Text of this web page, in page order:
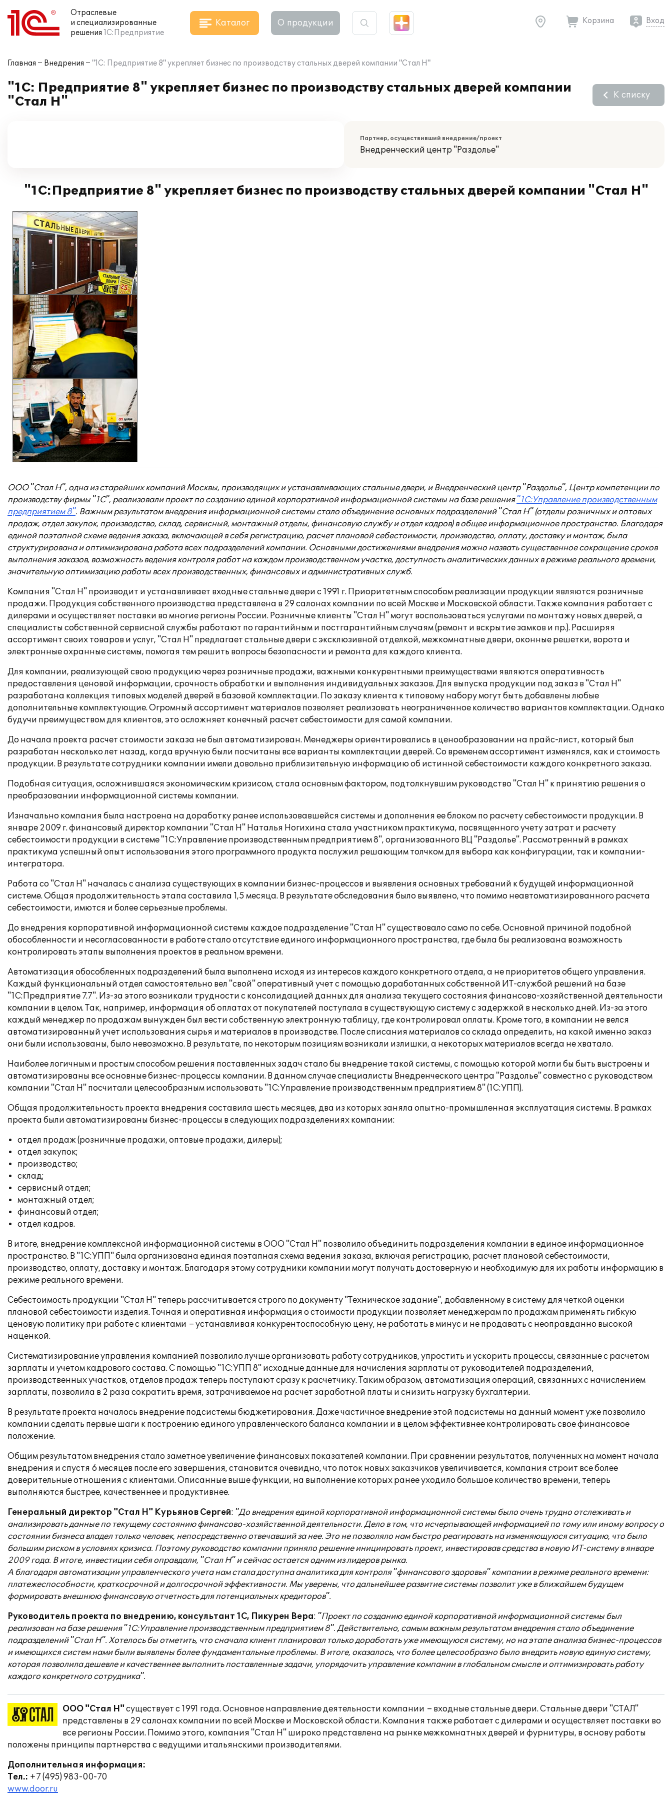
Отраслевые
и специализированные
решения 1С:Предприятие
Каталог О продукции Корзина Вход
Главная Внедрения "1С: Предприятие 8" укрепляет бизнес по производству стальных дверей компании "Стал Н"
"1С: Предприятие 8" укрепляет бизнес по производству стальных дверей компании
"Стал Н"
К списку
Партнер, осуществивший внедрение/проект
Внедренческий центр "Раздолье"
"1С:Предприятие 8" укрепляет бизнес по производству стальных дверей компании "Стал Н"
ООО "Стал Н", одна из старейших компаний Москвы, производящих и устанавливающих стальные двери, и Внедренческий центр "Раздолье", Центр компетенции по
производству фирмы "1С", реализовали проект по созданию единой корпоративной информационной системы на базе решения "1С:Управление производственным
предприятием 8". Важным результатом внедрения информационной системы стало объединение основных подразделений "Стал Н" (отделы розничных и оптовых
продаж, отдел закупок, производство, склад, сервисный, монтажный отделы, финансовую службу и отдел кадров) в общее информационное пространство. Благодаря
единой поэтапной схеме ведения заказа, включающей в себя регистрацию, расчет плановой себестоимости, производство, оплату, доставку и монтаж, была
структурирована и оптимизирована работа всех подразделений компании. Основными достижениями внедрения можно назвать существенное сокращение сроков
выполнения заказов, возможность ведения контроля работ на каждом производственном участке, доступность аналитических данных в режиме реального времени,
значительную оптимизацию работы всех производственных, финансовых и административных служб.
Компания "Стал Н" производит и устанавливает входные стальные двери с 1991 г. Приоритетным способом реализации продукции являются розничные
продажи. Продукция собственного производства представлена в 29 салонах компании по всей Москве и Московской области. Также компания работает с
дилерами и осуществляет поставки во многие регионы России. Розничные клиенты "Стал Н" могут воспользоваться услугами по монтажу новых дверей, а
специалисты собственной сервисной службы работают по гарантийным и постгарантийным случаям (ремонт и вскрытие замков и пр.). Расширяя
ассортимент своих товаров и услуг, "Стал Н" предлагает стальные двери с эксклюзивной отделкой, межкомнатные двери, оконные решетки, ворота и
электронные охранные системы, помогая тем решить вопросы безопасности и ремонта для каждого клиента.
Для компании, реализующей свою продукцию через розничные продажи, важными конкурентными преимуществами являются оперативность
предоставления ценовой информации, срочность обработки и выполнения индивидуальных заказов. Для выпуска продукции под заказ в "Стал Н"
разработана коллекция типовых моделей дверей в базовой комплектации. По заказу клиента к типовому набору могут быть добавлены любые
дополнительные комплектующие. Огромный ассортимент материалов позволяет реализовать неограниченное количество вариантов комплектации. Однако
будучи преимуществом для клиентов, это осложняет конечный расчет себестоимости для самой компании.
До начала проекта расчет стоимости заказа не был автоматизирован. Менеджеры ориентировались в ценообразовании на прайс-лист, который был
разработан несколько лет назад, когда вручную были посчитаны все варианты комплектации дверей. Со временем ассортимент изменялся, как и стоимость
продукции. В результате сотрудники компании имели довольно приблизительную информацию об истинной себестоимости каждого конкретного заказа.
Подобная ситуация, осложнившаяся экономическим кризисом, стала основным фактором, подтолкнувшим руководство "Стал Н" к принятию решения о
преобразовании информационной системы компании.
Изначально компания была настроена на доработку ранее использовавшейся системы и дополнения ее блоком по расчету себестоимости продукции. В
январе 2009 г. финансовый директор компании "Стал Н" Наталья Ногихина стала участником практикума, посвященного учету затрат и расчету
себестоимости продукции в системе "1С:Управление производственным предприятием 8", организованного ВЦ "Раздолье". Рассмотренный в рамках
практикума успешный опыт использования этого программного продукта послужил решающим толчком для выбора как конфигурации, так и компании-
интегратора.
Работа со "Стал Н" началась с анализа существующих в компании бизнес-процессов и выявления основных требований к будущей информационной
системе. Общая продолжительность этапа составила 1,5 месяца. В результате обследования было выявлено, что помимо неавтоматизированного расчета
себестоимости, имются и более серьезные проблемы.
До внедрения корпоративной информационной системы каждое подразделение "Стал Н" существовало само по себе. Основной причиной подобной
обособленности и несогласованности в работе стало отсутствие единого информационного пространства, где была бы реализована возможность
контролировать этапы выполнения проектов в реальном времени.
Автоматизация обособленных подразделений была выполнена исходя из интересов каждого конкретного отдела, а не приоритетов общего управления.
Каждый функциональный отдел самостоятельно вел "свой" оперативный учет с помощью доработанных собственной ИТ-службой решений на базе
"1С:Предприятие 7.7". Из-за этого возникали трудности с консолидацией данных для анализа текущего состояния финансово-хозяйственной деятельности
компании в целом. Так, например, информация об оплатах от покупателей поступала в существующую систему с задержкой в несколько дней. Из-за этого
каждый менеджер по продажам вынужден был вести собственную электронную таблицу, где контролировал оплаты. Кроме того, в компании не велся
автоматизированный учет использования сырья и материалов в производстве. После списания материалов со склада определить, на какой именно заказ
они были использованы, было невозможно. В результате, по некоторым позициям возникали излишки, а некоторых материалов всегда не хватало.
Наиболее логичным и простым способом решения поставленных задач стало бы внедрение такой системы, с помощью которой могли бы быть выстроены и
автоматизированы все основные бизнес-процессы компании. В данном случае специалисты Внедренческого центра "Раздолье" совместно с руководством
компании "Стал Н" посчитали целесообразным использовать "1С:Управление производственным предприятием 8" (1С:УПП).
Общая продолжительность проекта внедрения составила шесть месяцев, два из которых заняла опытно-промышленная эксплуатация системы. В рамках
проекта были автоматизированы бизнес-процессы в следующих подразделениях компании:
отдел продаж (розничные продажи, оптовые продажи, дилеры);
отдел закупок;
производство;
склад;
сервисный отдел;
монтажный отдел;
финансовый отдел;
отдел кадров.
В итоге, внедрение комплексной информационной системы в ООО "Стал Н" позволило объединить подразделения компании в единое информационное
пространство. В "1С:УПП" была организована единая поэтапная схема ведения заказа, включая регистрацию, расчет плановой себестоимости,
производство, оплату, доставку и монтаж. Благодаря этому сотрудники компании могут получать достоверную и необходимую для их работы информацию в
режиме реального времени.
Себестоимость продукции "Стал Н" теперь рассчитывается строго по документу "Техническое задание", добавленному в систему для четкой оценки
плановой себестоимости изделия. Точная и оперативная информация о стоимости продукции позволяет менеджерам по продажам применять гибкую
ценовую политику при работе с клиентами – устанавливая конкурентоспособную цену, не работать в минус и не продавать с неоправданно высокой
наценкой.
Систематизирование управления компанией позволило лучше организовать работу сотрудников, упростить и ускорить процессы, связанные с расчетом
зарплаты и учетом кадрового состава. С помощью "1С:УПП 8" исходные данные для начисления зарплаты от руководителей подразделений,
производственных участков, отделов продаж теперь поступают сразу к расчетчику. Таким образом, автоматизация операций, связанных с начислением
зарплаты, позволила в 2 раза сократить время, затрачиваемое на расчет заработной платы и снизить нагрузку бухгалтерии.
В результате проекта началось внедрение подсистемы бюджетирования. Даже частичное внедрение этой подсистемы на данный момент уже позволило
компании сделать первые шаги к построению единого управленческого баланса компании и в целом эффективнее контролировать свое финансовое
положение.
Общим результатом внедрения стало заметное увеличение финансовых показателей компании. При сравнении результатов, полученных на момент начала
внедрения и спустя 6 месяцев после его завершения, становится очевидно, что поток новых заказчиков увеличивается, компания строит все более
доверительные отношения с клиентами. Описанные выше функции, на выполнение которых ранее уходило большое количество времени, теперь
выполняются быстрее, качественнее и продуктивнее.
Генеральный директор "Стал Н" Курьянов Сергей: "До внедрения единой корпоративной информационной системы было очень трудно отслеживать и
анализировать данные по текущему состоянию финансово-хозяйственной деятельности. Дело в том, что исчерпывающей информацией по тому или иному вопросу о
состоянии бизнеса владел только человек, непосредственно отвечавший за нее. Это не позволяло нам быстро реагировать на изменяющуюся ситуацию, что было
большим риском в условиях кризиса. Поэтому руководство компании приняло решение инициировать проект, инвестировав средства в новую ИТ-систему в январе
2009 года. В итоге, инвестиции себя оправдали, "Стал Н" и сейчас остается одним из лидеров рынка.
А благодаря автоматизации управленческого учета нам стала доступна аналитика для контроля "финансового здоровья" компании в режиме реального времени:
платежеспособности, краткосрочной и долгосрочной эффективности. Мы уверены, что дальнейшее развитие системы позволит уже в ближайшем будущем
формировать внешнюю финансовую отчетность для потенциальных кредиторов".
Руководитель проекта по внедрению, консультант 1С, Пикурен Вера: "Проект по созданию единой корпоративной информационной системы был
реализован на базе решения "1С:Управление производственным предприятием 8". Действительно, самым важным результатом внедрения стало объединение
подразделений "Стал Н". Хотелось бы отметить, что сначала клиент планировал только доработать уже имеющуюся систему, но на этапе анализа бизнес-процессов
и имеющихся систем нами были выявлены более фундаментальные проблемы. В итоге, оказалось, что более целесообразно было внедрить новую единую систему,
которая позволила дешевле и качественнее выполнить поставленные задачи, упорядочить управление компании в глобальном смысле и оптимизировать работу
каждого конкретного сотрудника".
ООО "Стал Н" существует с 1991 года. Основное направление деятельности компании – входные стальные двери. Стальные двери "СТАЛ"
представлены в 29 салонах компании по всей Москве и Московской области. Компания также работает с дилерами и осуществляет поставки во
все регионы России. Помимо этого, компания "Стал Н" широко представлена на рынке межкомнатных дверей и фурнитуры, в основу работы
положены принципы партнерства с ведущими итальянскими производителями.
Дополнительная информация:
Тел.: +7 (495) 983-00-70
www.door.ru